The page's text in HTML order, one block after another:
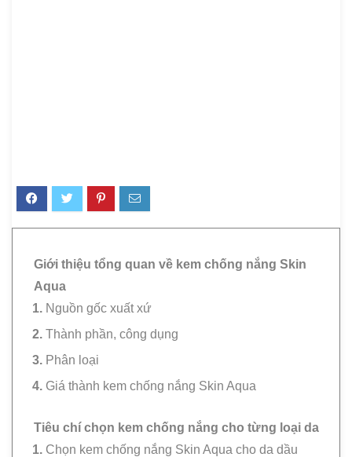
Giới thiệu tổng quan về kem chống nắng Skin
Aqua
Nguồn gốc xuất xứ
Thành phần, công dụng
Phân loại
Giá thành kem chống nắng Skin Aqua
Tiêu chí chọn kem chống nắng cho từng loại da
Chọn kem chống nắng Skin Aqua cho da dầu